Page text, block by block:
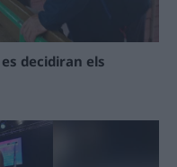
decidiran els